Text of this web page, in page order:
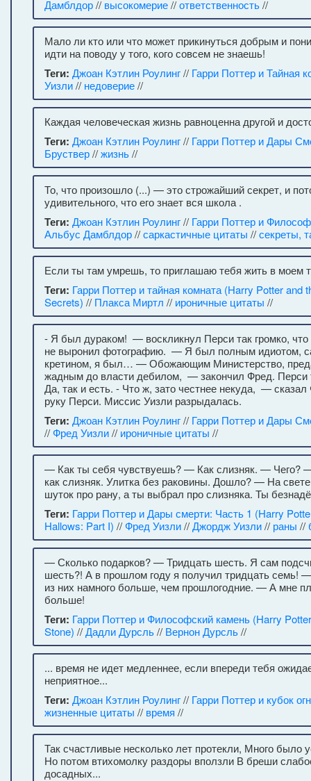
Дамблдор// высокомерие//ответственность//
Мало ли кто или что может прикинуться добрым и
идти на поводу у того, кого совсем не знаешь!
Теги: Джоан Кэтлин Роулинг// Гарри Поттер и Тайная
Уизли// недоверие//
Каждая человеческая жизнь равноценна другой и
Теги: Джоан Кэтлин Роулинг// Гарри Поттер и Дары
Бруствер//жизнь//
То, что произошло (...) — это строжайший секрет, и
удивительного, что его знает вся школа .
Теги: Джоан Кэтлин Роулинг// Гарри Поттер и
Альбус Дамблдор//саркастичные цитаты //секреты,
Если ты там умрешь, то приглашаю тебя жить в моем
Теги: Гарри Поттер и тайная комната (Harry Potter and
Secrets) // Плакса Миртл // ироничные цитаты //
- Я был дураком! — воскликнул Перси так громко,
не выронил фотографию. — Я был полным идиотом,
кретином, я был… — Обожающим Министерство,
жадным до власти дебилом, — закончил Фред.
Да, так и есть. - Что ж, зато честнее некуда, — сказал
руку Перси. Миссис Уизли разрыдалась.
Теги: Джоан Кэтлин Роулинг// Гарри Поттер и Дары
//Фред Уизли// ироничные цитаты //
— Как ты себя чувствуешь? — Как слизняк. — Чего?
как слизняк. Улитка без раковины. Дошло? — На
шуток про рану, а ты выбрал про слизняка. Ты
Теги: Гарри Поттер и Дары смерти: Часть 1 (Harry
Hallows: Part I) //Фред Уизли//Джордж Уизли// раны //
— Сколько подарков? — Тридцать шесть. Я сам
шесть?! А в прошлом году я получил тридцать семь!
из них намного больше, чем прошлогодние. — А мне
больше!
Теги: Гарри Поттер и Философский камень (Harry
Stone) //Дадли Дурсль// Вернон Дурсль//
... время не идет медленнее, если впереди тебя
неприятное...
Теги: Джоан Кэтлин Роулинг// Гарри Поттер и кубок
жизненные цитаты // время //
Так счастливые несколько лет протекли, Много было
Но потом втихомолку раздоры вползли В бреши
досадных...